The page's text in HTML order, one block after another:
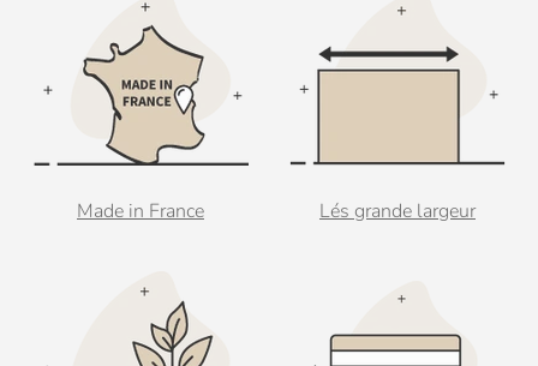
Made in France Lés grande largeur